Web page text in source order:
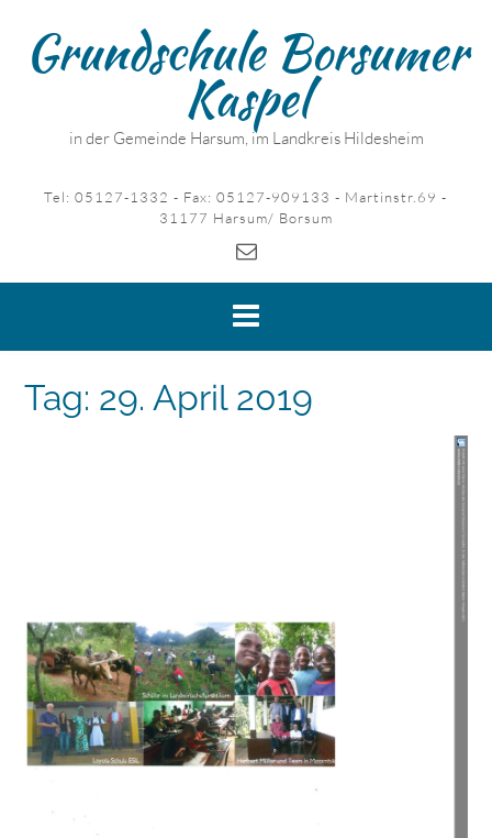
contentGrundschule Borsumer
Kaspel
in der Gemeinde Harsum, im Landkreis Hildesheim
Tel: 05127-1332 - Fax: 05127-909133 - Martinstr.69 -
31177 Harsum/ Borsum
Tag: 29. April 2019